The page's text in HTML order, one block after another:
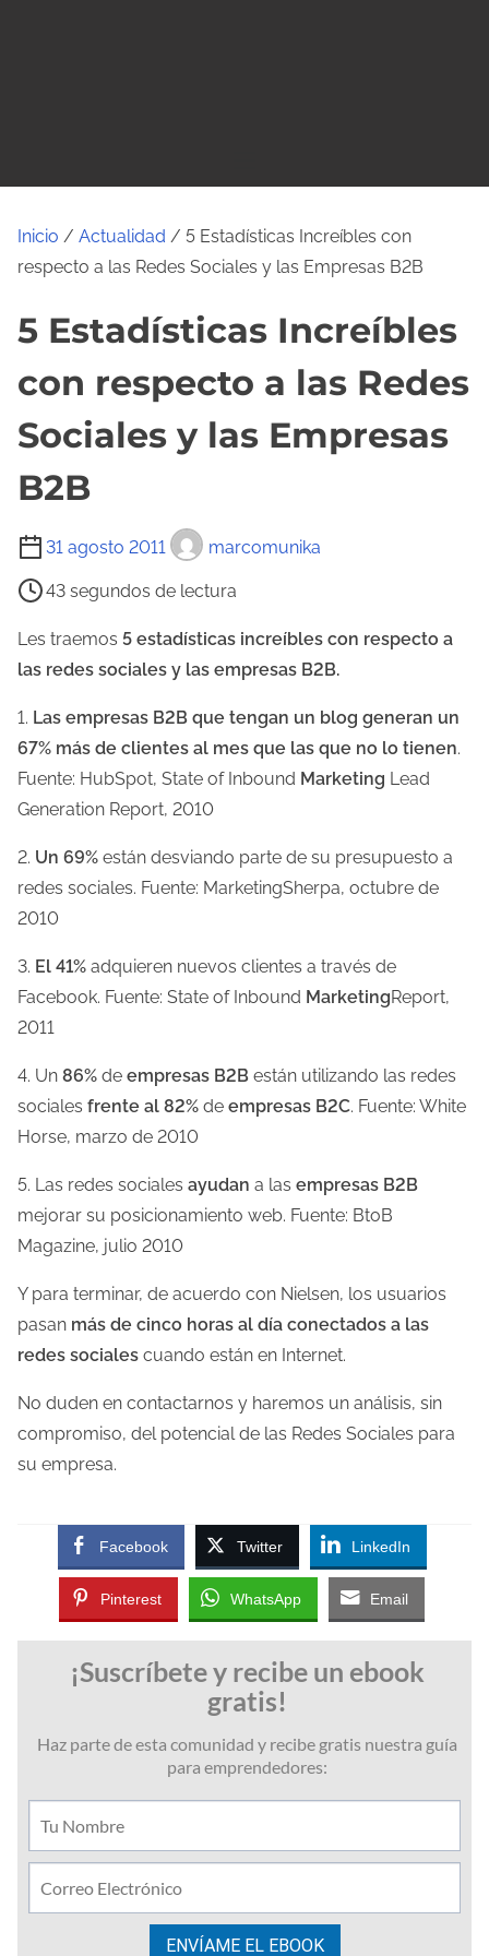
Inicio / Actualidad / 5 Estadísticas Increíbles con
respecto a las Redes Sociales y las Empresas B2B
5 Estadísticas Increíbles
con respecto a las Redes
Sociales y las Empresas
B2B
31 agosto 2011 marcomunika
T
e
m
p
d
e
l
e
c
u
a
d
e
t
r
a
a
43 segundos de lectura
Les traemos 5 estadísticas increíbles con respecto a
las redes sociales y las empresas B2B.
1. Las empresas B2B que tengan un blog generan un
67% más de clientes al mes que las que no lo tienen.
Fuente: HubSpot, State of Inbound Marketing Lead
Generation Report, 2010
2. Un 69% están desviando parte de su presupuesto a
redes sociales. Fuente: MarketingSherpa, octubre de
2010
3. El 41% adquieren nuevos clientes a través de
Facebook. Fuente: State of Inbound MarketingReport,
2011
4. Un 86% de empresas B2B están utilizando las redes
sociales frente al 82% de empresas B2C. Fuente: White
Horse, marzo de 2010
5. Las redes sociales ayudan a las empresas B2B
mejorar su posicionamiento web. Fuente: BtoB
Magazine, julio 2010
Y para terminar, de acuerdo con Nielsen, los usuarios
pasan más de cinco horas al día conectados a las
redes sociales cuando están en Internet.
No duden en contactarnos y haremos un análisis, sin
compromiso, del potencial de las Redes Sociales para
su empresa.
Facebook Twitter LinkedIn
Pinterest WhatsApp Email